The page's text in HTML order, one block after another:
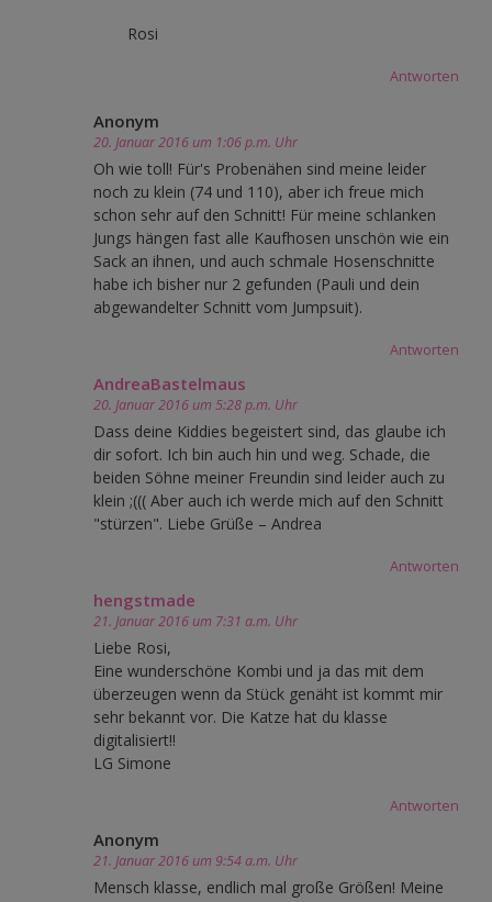
Rosi
Antworten
Anonym
20. Januar 2016 um 1:06 p.m. Uhr
Oh wie toll! Für's Probenähen sind meine leider
noch zu klein (74 und 110), aber ich freue mich
schon sehr auf den Schnitt! Für meine schlanken
Jungs hängen fast alle Kaufhosen unschön wie ein
Sack an ihnen, und auch schmale Hosenschnitte
habe ich bisher nur 2 gefunden (Pauli und dein
abgewandelter Schnitt vom Jumpsuit).
Antworten
AndreaBastelmaus
20. Januar 2016 um 5:28 p.m. Uhr
Dass deine Kiddies begeistert sind, das glaube ich
dir sofort. Ich bin auch hin und weg. Schade, die
beiden Söhne meiner Freundin sind leider auch zu
klein ;((( Aber auch ich werde mich auf den Schnitt
"stürzen". Liebe Grüße – Andrea
Antworten
hengstmade
21. Januar 2016 um 7:31 a.m. Uhr
Liebe Rosi,
Eine wunderschöne Kombi und ja das mit dem
überzeugen wenn da Stück genäht ist kommt mir
sehr bekannt vor. Die Katze hat du klasse
digitalisiert!!
LG Simone
Antworten
Anonym
21. Januar 2016 um 9:54 a.m. Uhr
Mensch klasse, endlich mal große Größen! Meine